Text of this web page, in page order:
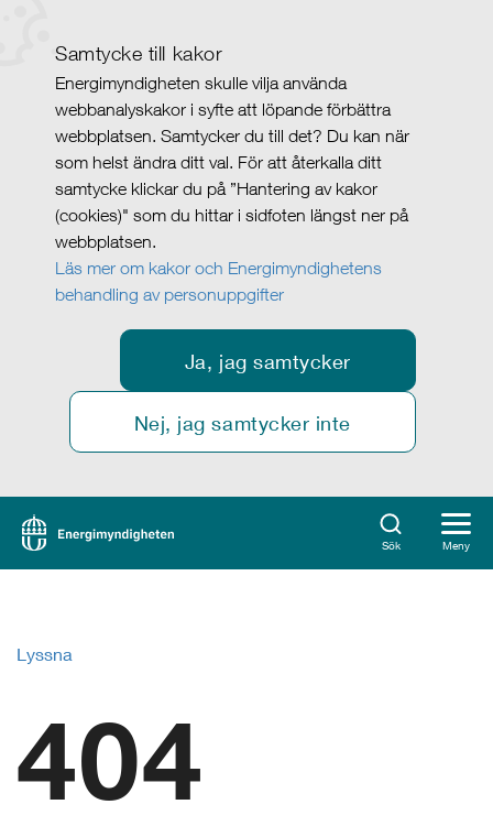
Samtycke till kakor
Energimyndigheten skulle vilja använda
webbanalyskakor i syfte att löpande förbättra
webbplatsen. Samtycker du till det? Du kan när
som helst ändra ditt val. För att återkalla ditt
samtycke klickar du på ”Hantering av kakor
(cookies)" som du hittar i sidfoten längst ner på
webbplatsen.
Läs mer om kakor och Energimyndighetens
behandling av personuppgifter
Ja, jag samtycker
Nej, jag samtycker inte
Sök Meny
Lyssna
404